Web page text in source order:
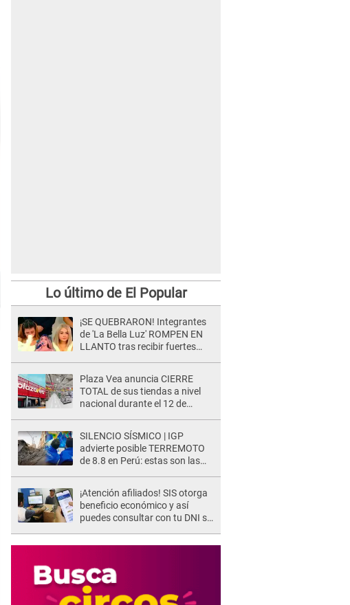
Lo último de El Popular
¡SE QUEBRARON! Integrantes
de 'La Bella Luz' ROMPEN EN
LLANTO tras recibir fuertes
Naldy Saldaña
Plaza Vea anuncia CIERRE
TOTAL de sus tiendas a nivel
nacional durante el 12 de
SILENCIO SÍSMICO | IGP
advierte posible TERREMOTO
de 8.8 en Perú: estas son las
¡Atención afiliados! SIS otorga
beneficio económico y así
puedes consultar con tu DNI si